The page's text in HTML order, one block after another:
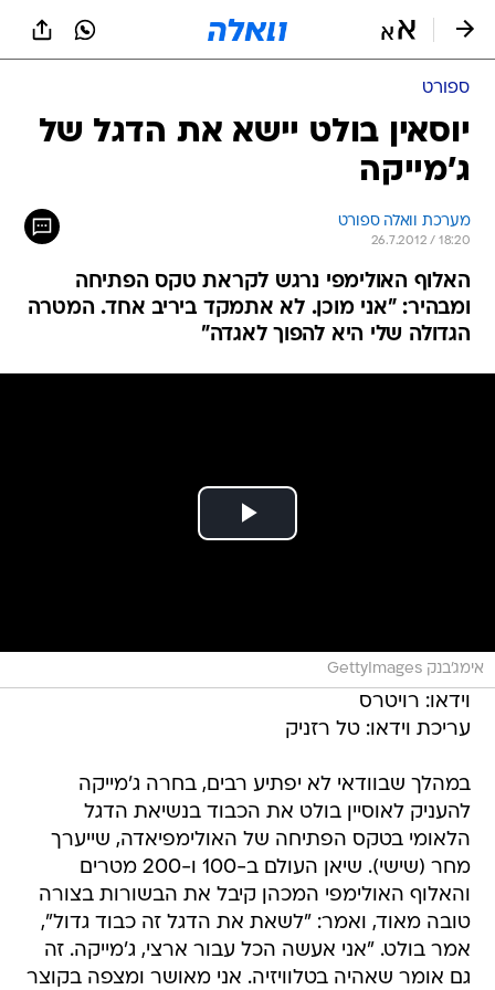
ספורט
יוסאין בולט יישא את הדגל של
ג'מייקה
מערכת וואלה ספורט
26.7.2012 / 18:20
האלוף האולימפי נרגש לקראת טקס הפתיחה
ומבהיר: "אני מוכן. לא אתמקד ביריב אחד. המטרה
הגדולה שלי היא להפוך לאגדה"
אימג'בנק GettyImages
וידאו: רויטרס
עריכת וידאו: טל רזניק
במהלך שבוודאי לא יפתיע רבים, בחרה ג'מייקה
להעניק לאוסיין בולט את הכבוד בנשיאת הדגל
הלאומי בטקס הפתיחה של האולימפיאדה, שייערך
מחר (שישי). שיאן העולם ב-100 ו-200 מטרים
והאלוף האולימפי המכהן קיבל את הבשורות בצורה
טובה מאוד, ואמר: "לשאת את הדגל זה כבוד גדול",
אמר בולט. "אני אעשה הכל עבור ארצי, ג'מייקה. זה
גם אומר שאהיה בטלוויזיה. אני מאושר ומצפה בקוצר